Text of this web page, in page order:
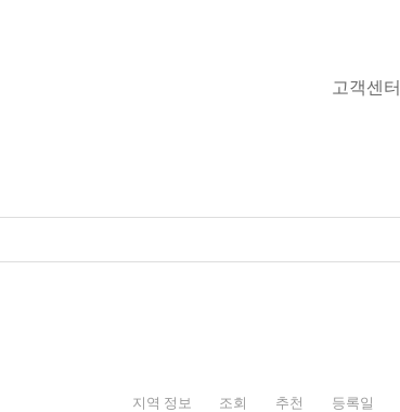
고객센터
지역 정보 조회 추천 등록일